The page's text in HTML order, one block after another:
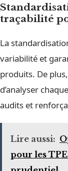
traçabilité
La
variabilité et
produits. De
d’analyser
audits et
Lire aussi:
pour les